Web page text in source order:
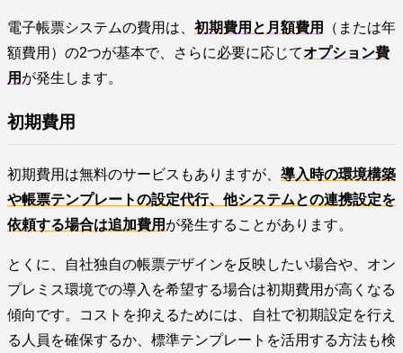
電子帳票システムの費用は、 初期費用と月額費用
（または年
額費用）の2つが基本で、さらに必要に応じてオプション費
用 が発生します。
初期費用
初期費用は無料のサービスもありますが、 導入時の環境構築
や帳票テンプレートの設定代行、他システムとの連携設定を
依頼する場合は追加費用 が発生することがあります。
とくに、自社独自の帳票デザインを反映したい場合や、オン
プレミス環境での導入を希望する場合は初期費用が高くなる
傾向です。コストを抑えるためには、自社で初期設定を行え
る人員を確保するか、標準テンプレートを活用する方法も検